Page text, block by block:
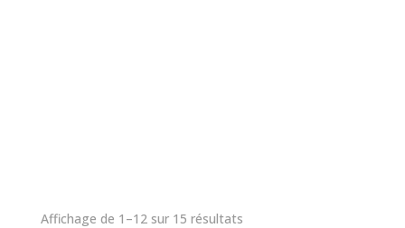
Affichage de 1–12 sur 15 résultats